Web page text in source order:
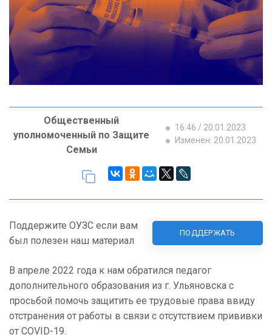
Общественный
уполномоченный по Защите
Семьи
16:46 / 20.01.2023
Изменен: 20.01.2023
Поддержите ОУЗС если вам
был полезен наш материал
ПОДДЕРЖАТЬ
В апреле 2022 года к нам обратился педагог
дополнительного образования из г. Ульяновска с
просьбой помочь защитить ее трудовые права ввиду
отстранения от работы в связи с отсутствием прививки
от COVID-19.